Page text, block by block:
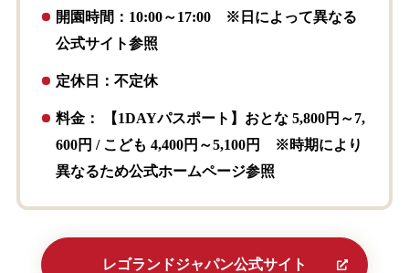
開園時間：10:00～17:00 ※日によって異なる
公式サイト参照
定休日：不定休
料金： 【1DAYパスポート】 おとな 5,800円～7,
600円 / こども 4,400円～5,100円
※時期により
異なるため公式ホームページ参照
レゴランドジャパン公式サイト